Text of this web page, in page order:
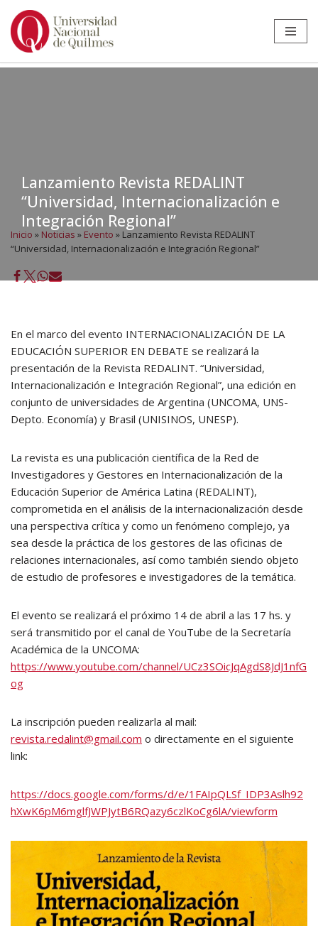
Ir
Lanzamiento Revista REDALINT
“Universidad, Internacionalización e
Integración Regional”
Inicio » Noticias » Evento » Lanzamiento Revista REDALINT
“Universidad, Internacionalización e Integración Regional”
En el marco del evento INTERNACIONALIZACIÓN DE LA
EDUCACIÓN SUPERIOR EN DEBATE se realizará la
presentación de la Revista REDALINT. “Universidad,
Internacionalización e Integración Regional”, una edición en
conjunto de universidades de Argentina (UNCOMA, UNS-
Depto. Economía) y Brasil (UNISINOS, UNESP).
La revista es una publicación científica de la Red de
Investigadores y Gestores en Internacionalización de la
Educación Superior de América Latina (REDALINT),
comprometida en el análisis de la internacionalización desde
una perspectiva crítica y como un fenómeno complejo, ya
sea desde la práctica de los gestores de las oficinas de
relaciones internacionales, así como también siendo objeto
de estudio de profesores e investigadores de la temática.
El evento se realizará el próximo 14 de abril a las 17 hs. y
será transmitido por el canal de YouTube de la Secretaría
Académica de la UNCOMA:
https://www.youtube.com/channel/UCz3SOicJqAgdS8JdJ1nfG
og
La inscripción pueden realizarla al mail:
revista.redalint@gmail.com o directamente en el siguiente
link:
https://docs.google.com/forms/d/e/1FAIpQLSf_IDP3Aslh92
hXwK6pM6mglfJWPJytB6RQazy6czlKoCg6lA/viewform